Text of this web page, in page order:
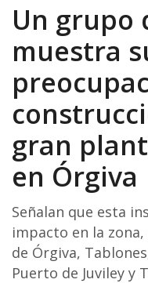
Un grupo
muestra
gran
en Órgiva
Señalan que esta
impacto en la
de Órgiva,
Puerto de Juviley y